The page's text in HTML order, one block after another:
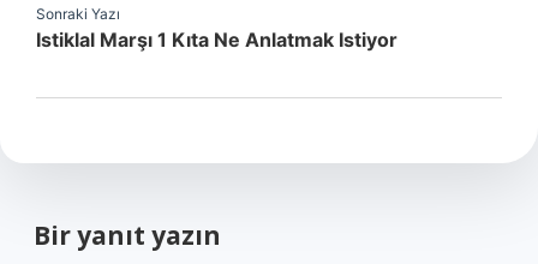
Sonraki Yazı
Istiklal Marşı 1 Kıta Ne Anlatmak Istiyor
Bir yanıt yazın